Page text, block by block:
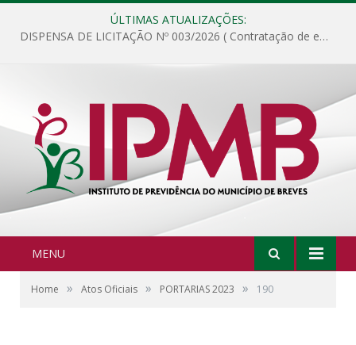
ÚLTIMAS ATUALIZAÇÕES:
DISPENSA DE LICITAÇÃO Nº 003/2026 ( Contratação de empresa para fornecimento de gêneros alimentícios não perecíveis, materiais de expediente, descartáveis, copa e cozinha, para análise e posterior publicação.)
MENU
Home » Atos Oficiais » PORTARIAS 2023 » 190